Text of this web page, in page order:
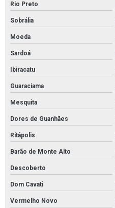
Rio Preto
Sobrália
Moeda
Sardoá
Ibiracatu
Guaraciama
Mesquita
Dores de Guanhães
Ritápolis
Barão de Monte Alto
Descoberto
Dom Cavati
Vermelho Novo